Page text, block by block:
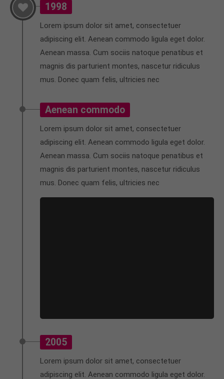
1998
Lorem ipsum dolor sit amet, consectetuer
adipiscing elit. Aenean commodo ligula eget dolor.
Aenean massa. Cum sociis natoque penatibus et
magnis dis parturient montes, nascetur ridiculus
mus. Donec quam felis, ultricies nec
Aenean commodo
Lorem ipsum dolor sit amet, consectetuer
adipiscing elit. Aenean commodo ligula eget dolor.
Aenean massa. Cum sociis natoque penatibus et
magnis dis parturient montes, nascetur ridiculus
mus. Donec quam felis, ultricies nec
2005
Lorem ipsum dolor sit amet, consectetuer
adipiscing elit. Aenean commodo ligula eget dolor.